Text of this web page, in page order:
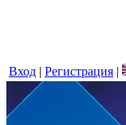
Вход | Регистрация |